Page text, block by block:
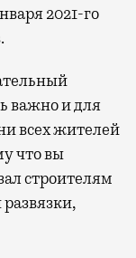
2021-го
важно и для
всех жителей
что вы
строителям